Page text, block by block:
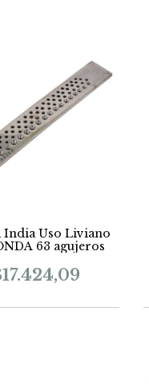
India Uso Liviano
63 agujeros